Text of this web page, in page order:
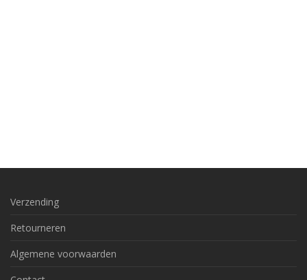
Verzending
Retourneren
Algemene voorwaarden